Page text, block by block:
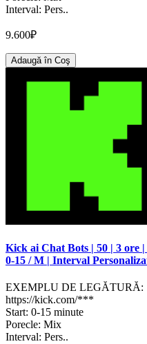
Interval: Pers..
9.600₽
Adaugă în Coş
Kick ai Chat Bots | 50 | 3 ore
0-15 / M | Interval
EXEMPLU DE LEGĂTURĂ:
https://kick.com/***
Start: 0-15 minute
Porecle: Mix
Interval: Pers..